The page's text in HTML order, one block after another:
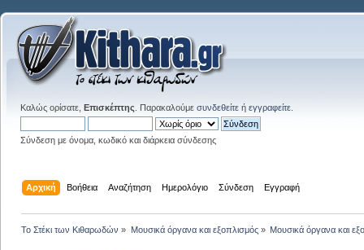
Καλώς ορίσατε, Επισκέπτης . Παρακαλούμε συνδεθείτε ή εγγραφείτε
Σύνδεση με όνομα, κωδικό και διάρκεια σύνδεσης
Αρχική Βοήθεια Αναζήτηση Ημερολόγιο Σύνδεση Εγγραφή
Το Στέκι των Κιθαρωδών » Μουσικά όργανα και εξοπλισμός» Μουσικά όργανα και